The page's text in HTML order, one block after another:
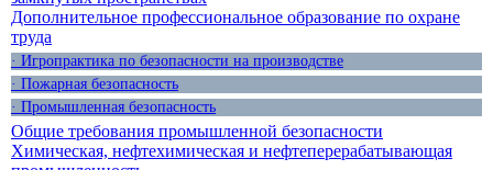
Дополнительное профессиональное образование по охране
труда
· Игропрактика по безопасности на производстве
· Пожарная безопасность
· Промышленная безопасность
Общие требования промышленной безопасности
Химическая, нефтехимическая и нефтеперерабатывающая